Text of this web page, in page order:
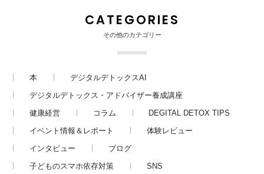
CATEGORIES
その他のカテゴリー
本
デジタルデトックスAI
デジタルデトックス・アドバイザー養成講座
健康経営
コラム
DEGITAL DETOX TIPS
イベント情報＆レポート
体験レビュー
インタビュー
ブログ
子どものスマホ依存対策
SNS